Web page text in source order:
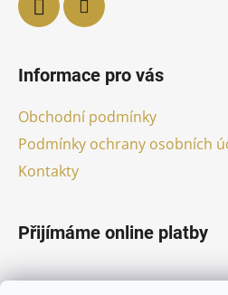
Informace pro vás
Obchodní podmínky
Podmínky ochrany osobních
Kontakty
Přijímáme online platby